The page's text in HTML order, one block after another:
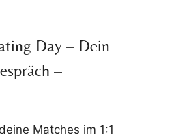
Day – Dein
–
Matches im 1:1